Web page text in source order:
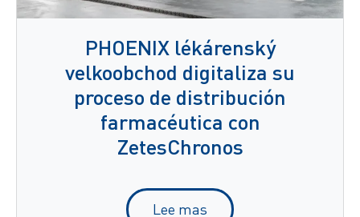
PHOENIX lékárenský
velkoobchod digitaliza su
proceso de distribución
farmacéutica con
ZetesChronos
Lee mas